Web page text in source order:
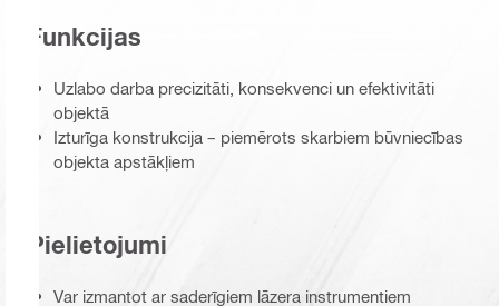
Funkcijas
Uzlabo darba precizitāti, konsekvenci un efektivitāti
objektā
Izturīga konstrukcija – piemērots skarbiem būvniecības
objekta apstākļiem
Pielietojumi
Var izmantot ar saderīgiem lāzera instrumentiem